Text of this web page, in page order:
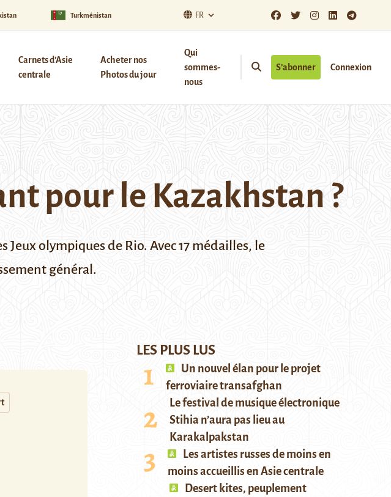
Turkménistan FR
Carnets d’Asie
centrale
Acheter nos
Photos du jour
Qui
sommes-
nous
S’abonner Connexion
pour le Kazakhstan ?
olympiques de Rio. Avec 17 médailles, le
général.
LES PLUS LUS
Un nouvel élan pour le projet
ferroviaire transafghan
Le festival de musique électronique
Stihia n’aura pas lieu au
Karakalpakstan
Les artistes russes de moins en
moins accueillis en Asie centrale
Desert kites, peuplement